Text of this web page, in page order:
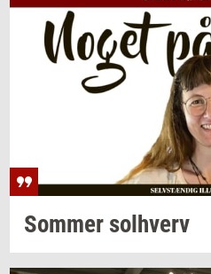
Som­mersol­hverv